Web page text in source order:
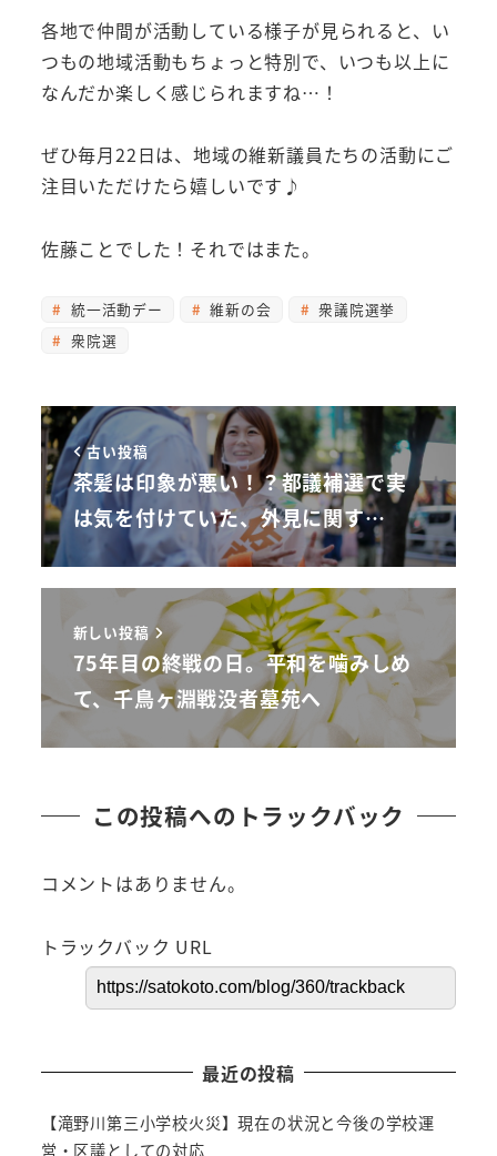
各地で仲間が活動している様子が見られると、い
つもの地域活動もちょっと特別で、いつも以上に
なんだか楽しく感じられますね…！
ぜひ毎月22日は、地域の維新議員たちの活動にご
注目いただけたら嬉しいです♪
佐藤ことでした！それではまた。
統一活動デー 維新の会
衆議院選挙
衆院選
古い投稿
茶髪は印象が悪い！？都議補選で実
は気を付けていた、外見に関す…
新しい投稿
75年目の終戦の日。平和を噛みしめ
て、千鳥ヶ淵戦没者墓苑へ
この投稿へのトラックバック
コメントはありません。
トラックバック URL
最近の投稿
【滝野川第三小学校火災】現在の状況と今後の学校運
営・区議としての対応